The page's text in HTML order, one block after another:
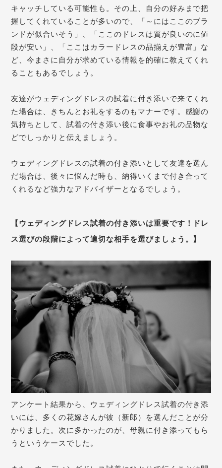
キャッチしている可能性も。その上、自分の好みまで把
握してくれていることが多いので、「～にはここのブラ
ンドが似合いそう」、「ここのドレスは質が良いのに値
段が安い」、「ここはカラードレスの品揃えが豊富」な
ど、今まさに自分が求めている情報を的確に教えてくれ
ることもあるでしょう。
友達がウェディングドレスの試着に付き添いで来てくれ
た場合は、きちんとお礼をするのもマナーです。感謝の
気持ちとして、試着の付き添い後に食事やお礼の品物な
どでしっかりと伝えましょう。
ウェディングドレスの試着の付き添いとして友達を選ん
だ場合は、後々に悩んだ時も、納得いくまで付き合って
くれるなど強力なアドバイザーとなるでしょう。
【ウェディングドレス試着の付き添いは重要です！ドレ
ス選びの段階によって適切な相手を選びましょう。】
アンケート結果から、ウェディングドレス試着の付き添
いには、多くの花嫁さんが彼（新郎）を選んだことが分
かりました。次に多かったのが、母親に付き添ってもら
うというケースでした。